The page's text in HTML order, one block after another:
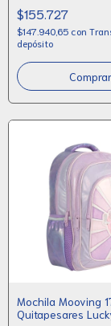
$155.727
$147.940,65 con
depósito
Mochila Mooving
Quitapesares